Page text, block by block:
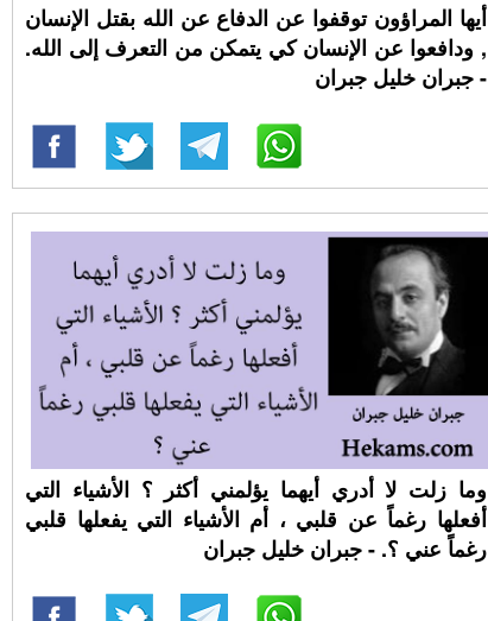
أيها المراؤون توقفوا عن الدفاع عن الله بقتل الإنسان
, ودافعوا عن الإنسان كي يتمكن من التعرف إلى الله.
- جبران خليل جبران
وما زلت لا أدري أيهما يؤلمني أكثر ؟ الأشياء التي
أفعلها رغماً عن قلبي ، أم الأشياء التي يفعلها قلبي
رغماً عني ؟. - جبران خليل جبران